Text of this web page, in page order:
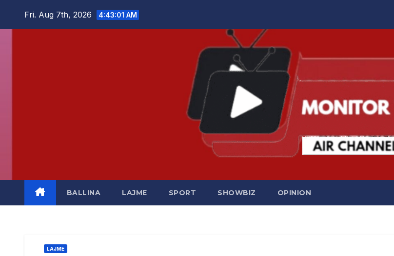
Fri. Aug 7th, 2026 4:43:02 AM
BALLINA LAJME SPORT SHOWBIZ OPINION
LAJME